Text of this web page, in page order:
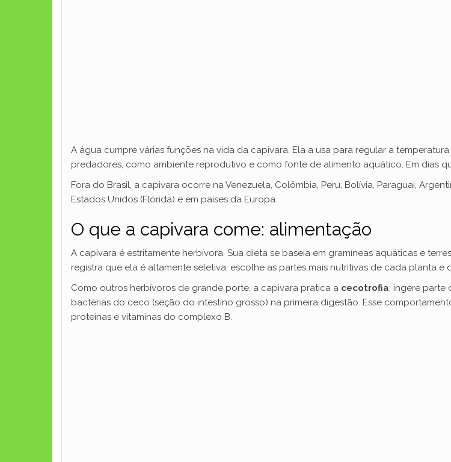
A água cumpre várias funções na vida da capivara. Ela a usa para regular a
predadores, como ambiente reprodutivo e como fonte de alimento aquático. Em dias
Fora do Brasil, a capivara ocorre na Venezuela, Colômbia, Peru, Bolívia, Paraguai,
Estados Unidos (Flórida) e em países da Europa.
O que a capivara come: alimentação
A capivara é estritamente herbívora. Sua dieta se baseia em gramíneas aquáticas e
registra que ela é altamente seletiva: escolhe as partes mais nutritivas de cada planta e
Como outros herbívoros de grande porte, a capivara pratica a cecotrofia: ingere parte
bactérias do ceco (seção do intestino grosso) na primeira digestão. Esse
proteínas e vitaminas do complexo B.